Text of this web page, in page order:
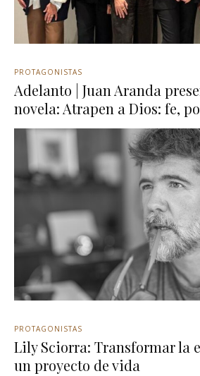
PROTAGONISTAS
Adelanto | Juan Aranda
novela: Atrapen a Dios: fe,
PROTAGONISTAS
Lily Sciorra: Transformar la
un proyecto de vida